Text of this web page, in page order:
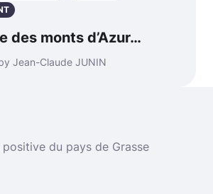
des monts d’Azur…
Jean-Claude JUNIN
du pays de Grasse